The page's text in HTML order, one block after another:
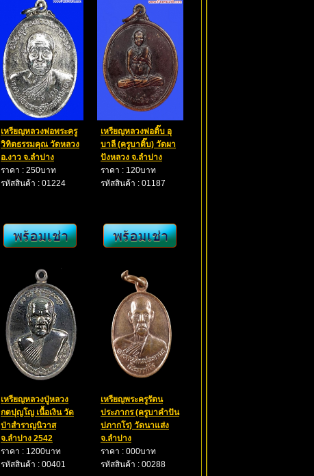
เหรียญหลวงพ่อพระครู
วิทิตธรรมคุณ วัดหลวง
อ.งาว จ.ลำปาง
ราคา : 250บาท
รหัสสินค้า : 01224
เหรียญหลวงพ่อติ๊บ อุ
บาลี (ครูบาติ๊บ) วัดผา
ปังหลวง จ.ลำปาง
ราคา : 120บาท
รหัสสินค้า : 01187
เหรียญหลวงปู่หลวง
กตปุญโญ เนื้อเงิน วัด
ป่าสำราญนิวาส
จ.ลำปาง 2542
ราคา : 1200บาท
รหัสสินค้า : 00401
เหรียญพระครูรัตน
ประภากร (ครูบาคำปัน
ปภากโร) วัดนาแส่ง
จ.ลำปาง
ราคา : 000บาท
รหัสสินค้า : 00288